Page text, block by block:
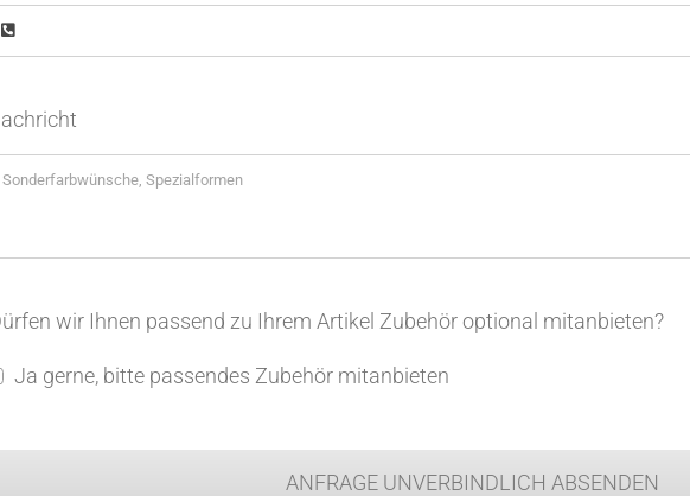
wir Ihnen passend zu Ihrem Artikel Zubehör optional mitanbieten?
Ja gerne, bitte passendes Zubehör mitanbieten
ANFRAGE UNVERBINDLICH ABSENDEN